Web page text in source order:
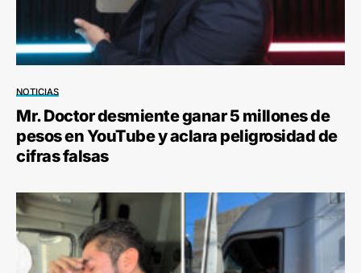
NOTICIAS
Mr. Doctor desmiente ganar 5 millones de
pesos en YouTube y aclara peligrosidad de
cifras falsas